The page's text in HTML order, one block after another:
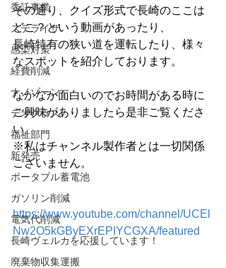
委託事業
ステライザ
感染対策
経費削減
ナノゾーン
デオグラス
福祉部門
新発売
ポータブル蓄電池
ガソリン削減
電気代削減
長崎ヴェルカを応援しています！
廃棄物収集運搬
その通り、クイズ形式で長崎のここは
どこ？という動画があったり、
長崎特有の狭い道を運転したり、様々
なスポットを紹介しております。
なかなか面白いのでお時間がある時に
ご興味がありましたら是非ご覧くださ
い。
※私はチャンネル製作者とは一切関係
ございません。
https://www.youtube.com/channel/UCEl
Nw2O5kGByEXrEPIYCGXA/featured